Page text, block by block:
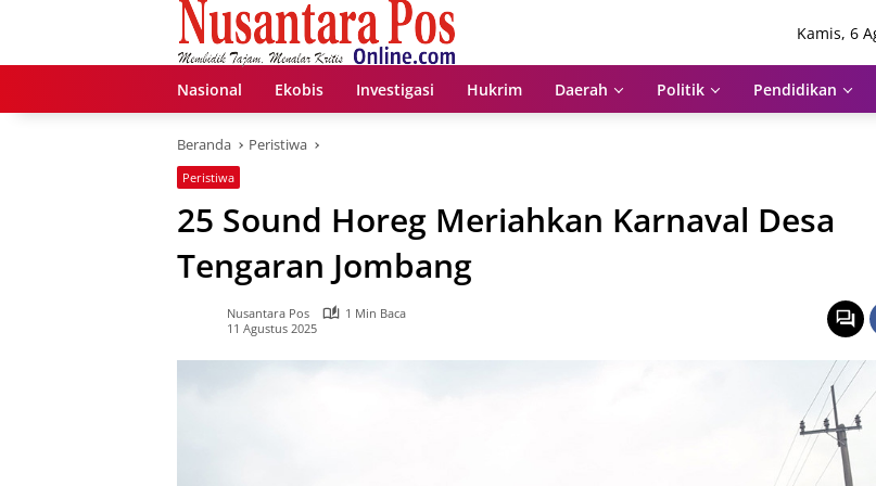
Kamis, 6
Nasional Ekobis Investigasi Hukrim Daerah Politik Pendidikan
Beranda Peristiwa
Peristiwa
25 Sound Horeg Meriahkan Karnaval Desa
Tengaran Jombang
Nusantara Pos
1 Min Baca
11 Agustus 2025